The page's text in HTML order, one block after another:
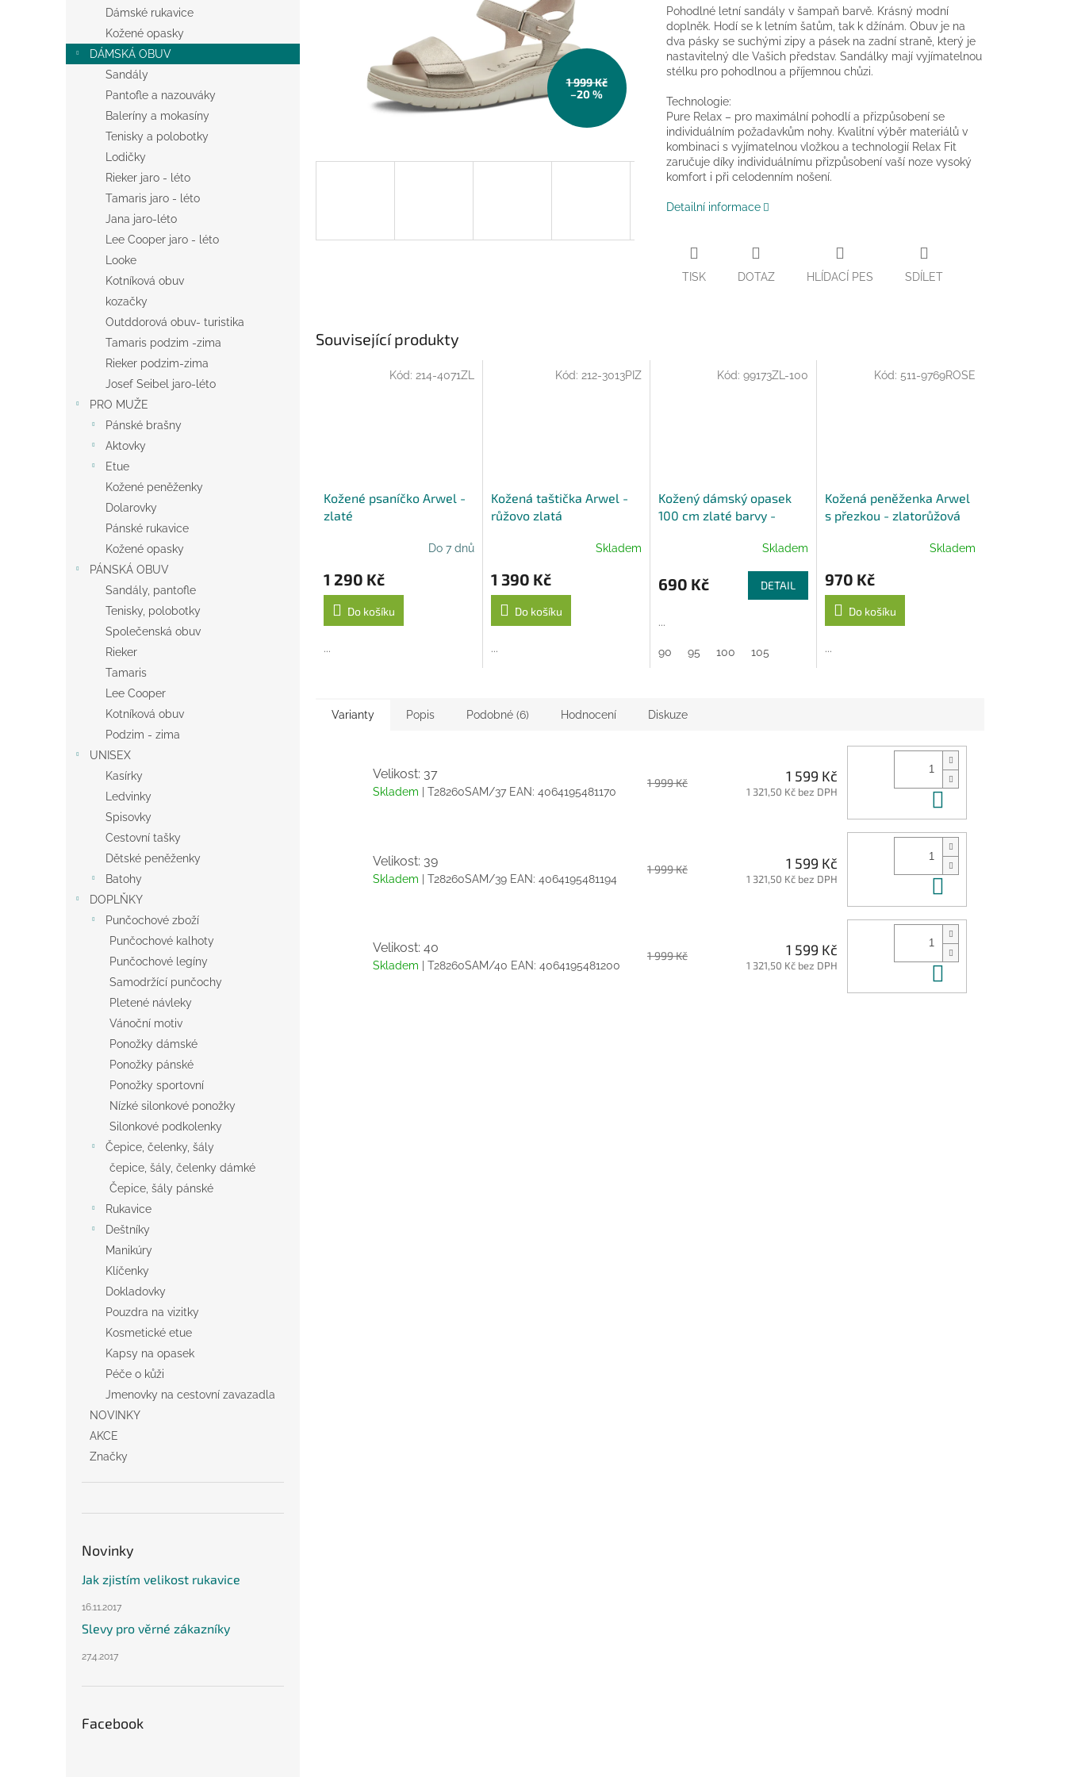
l
Dámské rukavice
Kožené opasky
DÁMSKÁ OBUV
Sandály
Pantofle a nazouváky
Baleríny a mokasíny
Tenisky a polobotky
Lodičky
Rieker jaro - léto
Tamaris jaro - léto
Jana jaro-léto
Lee Cooper jaro - léto
Looke
Kotníková obuv
kozačky
Outddorová obuv- turistika
Tamaris podzim -zima
Rieker podzim-zima
Josef Seibel jaro-léto
PRO MUŽE
Pánské brašny
Aktovky
Etue
Kožené peněženky
Dolarovky
Pánské rukavice
Kožené opasky
PÁNSKÁ OBUV
Sandály, pantofle
Tenisky, polobotky
Společenská obuv
Rieker
Tamaris
Lee Cooper
Kotníková obuv
Podzim - zima
UNISEX
Kasírky
Ledvinky
Spisovky
Cestovní tašky
Dětské peněženky
Batohy
DOPLŇKY
Punčochové zboží
Punčochové kalhoty
Punčochové legíny
Samodržící punčochy
Pletené návleky
Vánoční motiv
Ponožky dámské
Ponožky pánské
Ponožky sportovní
Nízké silonkové ponožky
Silonkové podkolenky
Čepice, čelenky, šály
čepice, šály, čelenky dámké
Čepice, šály pánské
Rukavice
Deštníky
Manikúry
Klíčenky
Dokladovky
Pouzdra na vizitky
Kosmetické etue
Kapsy na opasek
Péče o kůži
Jmenovky na cestovní zavazadla
NOVINKY
AKCE
Značky
Novinky
Jak zjistím velikost rukavice
16.11.2017
Slevy pro věrné zákazníky
27.4.2017
Facebook
1 999 Kč
–20 %
Pohodlné letní sandály v šampaň barvě. Krásný modní
doplněk. Hodí se k letním šatům, tak k džínám. Obuv je na
dva pásky se suchými zipy a pásek na zadní straně, který je
nastavitelný dle Vašich představ. Sandálky mají vyjímatelnou
stélku pro pohodlnou a příjemnou chůzi.
Technologie:
Pure Relax – pro maximální pohodlí a přizpůsobení se
individuálním požadavkům nohy. Kvalitní výběr materiálů v
kombinaci s vyjímatelnou vložkou a technologií Relax Fit
zaručuje díky individuálnímu přizpůsobení vaší noze vysoký
komfort i při celodenním nošení.
Detailní informace
TISK DOTAZ HLÍDACÍ PES SDÍLET
Související produkty
Kožené psaníčko Arwel -
zlaté
Do 7 dnů
1 290 Kč
Do košíku
...
Kód: 214-4071ZL
Kožená taštička Arwel -
růžovo zlatá
Skladem
1 390 Kč
Do košíku
...
Kód: 212-3013PIZ
Kožený dámský opasek
100 cm zlaté barvy -
Skladem
690 Kč DETAIL
...
90 95 100 105
Kód:99173ZL-100
Kožená peněženka Arwel
s přezkou - zlatorůžová
Skladem
970 Kč
Do košíku
...
Kód: 511-9769ROSE
Varianty Popis Podobné (6) Hodnocení Diskuze
Velikost: 37
Skladem | T28260SAM/37 EAN: 4064195481170
1 999 Kč 1 599 Kč
1 321,50 Kč bez DPH
Velikost: 39
Skladem | T28260SAM/39 EAN: 4064195481194
1 999 Kč 1 599 Kč
1 321,50 Kč bez DPH
Velikost: 40
Skladem | T28260SAM/40 EAN: 4064195481200
1 999 Kč 1 599 Kč
1 321,50 Kč bez DPH